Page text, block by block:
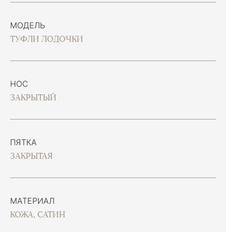
МОДЕЛЬ
ТУФЛИ ЛОДОЧКИ
НОС
ЗАКРЫТЫЙ
ПЯТКА
ЗАКРЫТАЯ
МАТЕРИАЛ
КОЖА, САТИН